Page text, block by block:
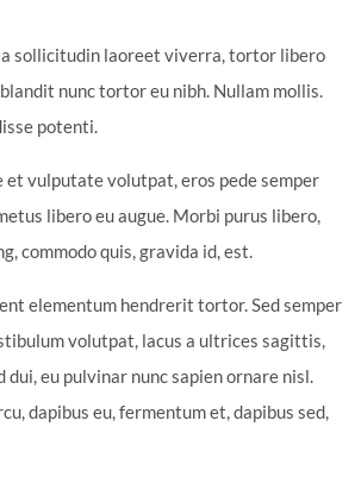
sollicitudin laoreet viverra, tortor libero
nunc tortor eu nibh. Nullam mollis.
potenti.
et vulputate volutpat, eros pede semper
libero eu augue. Morbi purus libero,
commodo quis, gravida id, est.
elementum hendrerit tortor. Sed semper
volutpat, lacus a ultrices sagittis,
dui, eu pulvinar nunc sapien ornare nisl.
dapibus eu, fermentum et, dapibus sed,